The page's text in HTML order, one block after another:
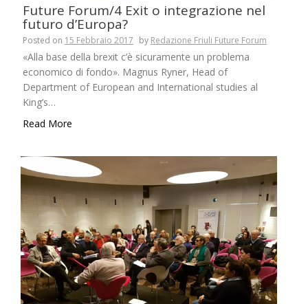
Future Forum/4 Exit o integrazione nel
futuro d’Europa?
Posted on 15 Febbraio 2017 by Redazione Friuli Future Forum
«Alla base della brexit c’è sicuramente un problema
economico di fondo». Magnus Ryner, Head of
Department of European and International studies al
King’s…
Read More